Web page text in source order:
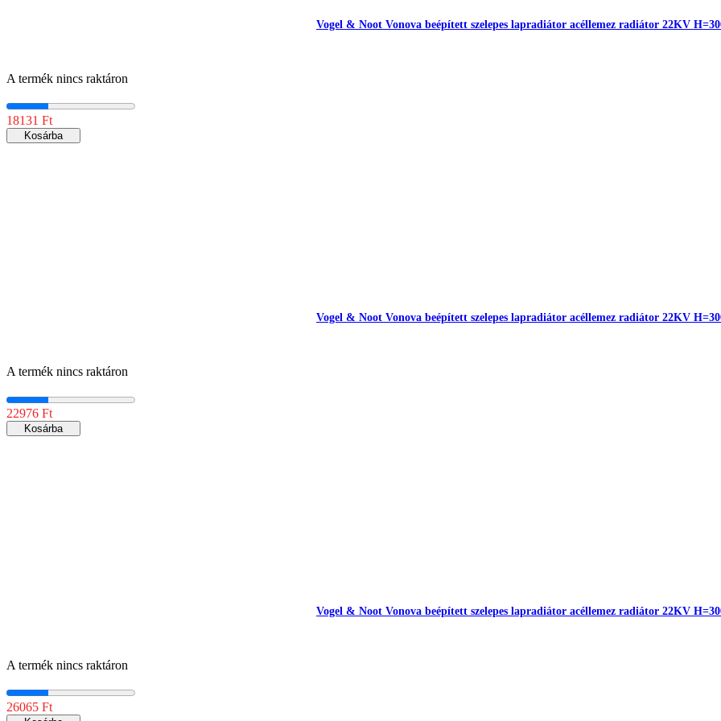
Vogel & Noot Vonova beépített szelepes lapradiátor acéllemez radiátor 22KV
A termék nincs raktáron
18131 Ft
Kosárba
Vogel & Noot Vonova beépített szelepes lapradiátor acéllemez radiátor 22KV
A termék nincs raktáron
22976 Ft
Kosárba
Vogel & Noot Vonova beépített szelepes lapradiátor acéllemez radiátor 22KV
A termék nincs raktáron
26065 Ft